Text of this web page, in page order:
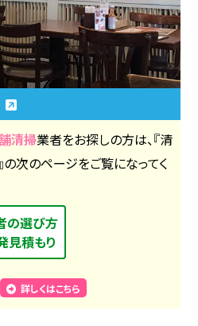
清掃業者をお探しの方は、『清
次のページをご覧になってく
の選び方
見積もり
詳しくはこちら